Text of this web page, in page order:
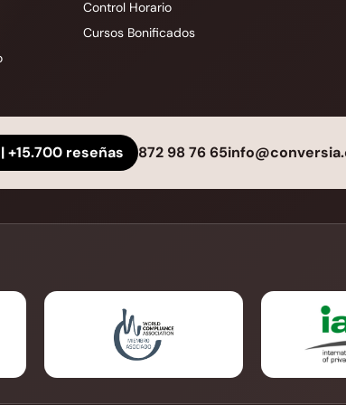
Control Horario
Cursos Bonificados
+15.700 reseñas 872 98 76 65